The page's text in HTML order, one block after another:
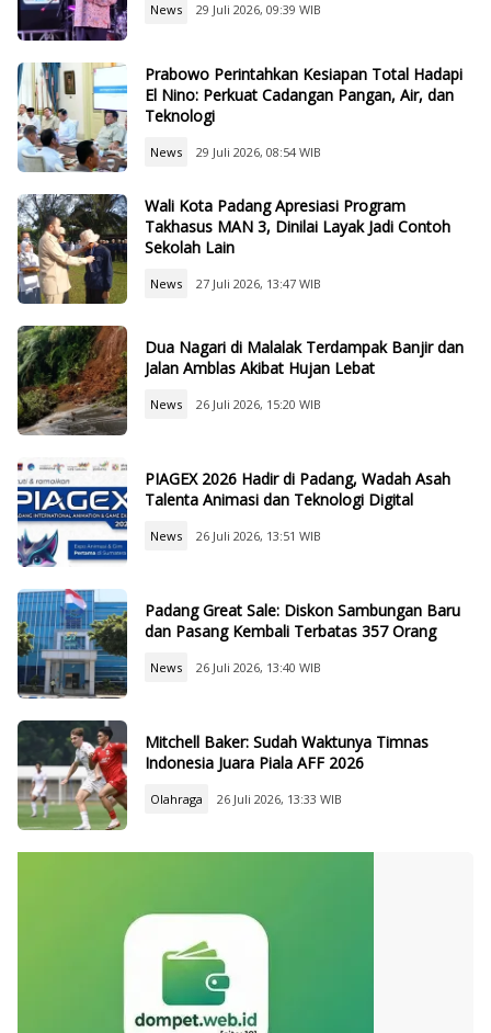
News 29 Juli 2026, 09:39 WIB
Prabowo Perintahkan Kesiapan Total Hadapi
El Nino: Perkuat Cadangan Pangan, Air, dan
Teknologi
News 29 Juli 2026, 08:54 WIB
Wali Kota Padang Apresiasi Program
Takhasus MAN 3, Dinilai Layak Jadi Contoh
Sekolah Lain
News 27 Juli 2026, 13:47 WIB
Dua Nagari di Malalak Terdampak Banjir dan
Jalan Amblas Akibat Hujan Lebat
News 26 Juli 2026, 15:20 WIB
PIAGEX 2026 Hadir di Padang, Wadah Asah
Talenta Animasi dan Teknologi Digital
News 26 Juli 2026, 13:51 WIB
Padang Great Sale: Diskon Sambungan Baru
dan Pasang Kembali Terbatas 357 Orang
News 26 Juli 2026, 13:40 WIB
Mitchell Baker: Sudah Waktunya Timnas
Indonesia Juara Piala AFF 2026
Olahraga 26 Juli 2026, 13:33 WIB